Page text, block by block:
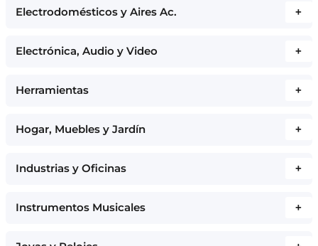
Electrodomésticos y Aires Ac. +
Electrónica, Audio y Video +
Herramientas +
Hogar, Muebles y Jardín +
Industrias y Oficinas +
Instrumentos Musicales +